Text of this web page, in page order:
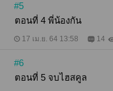
#5
ตอนที่ 4 พี่น้องกัน
17 เม.ย. 64 13:58 14
#6
ตอนที่ 5 จบไฮสคูล